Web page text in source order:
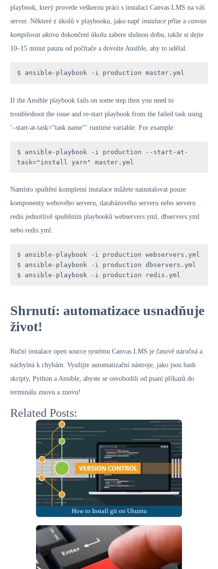
playbook, který provede veškerou práci s instalací Canvas LMS na váš
server. Některé z úkolů v playbooku, jako např instalace příze a canvas
kompilovat aktiva dokončení úkolu zabere slušnou dobu, takže si dejte
10–15 minut pauzu od počítače a dovolte Ansible, aby to udělal.
$ ansible-playbook -i production master.yml
If the Ansible playbook fails on some step then you need to
troubleshoot the issue and re-start playbook from the failed task using
‘–start-at-task=”task name”‘ runtime variable. For example:
$ ansible-playbook -i production --start-at-
task="install yarn" master.yml
Namísto spuštění kompletní instalace můžete nainstalovat pouze
komponenty webového serveru, databázového serveru nebo serveru
redis jednotlivě spuštěním playbooků webservers.yml, dbservers.yml
nebo redis.yml.
$ ansible-playbook -i production webservers.yml
$ ansible-playbook -i production dbservers.yml
$ ansible-playbook -i production redis.yml
Shrnutí: automatizace usnadňuje
život!
Ruční instalace open source systému Canvas LMS je časově náročná a
náchylná k chybám. Využijte automatizační nástroje, jako jsou bash
skripty, Python a Ansible, abyste se osvobodili od psaní příkazů do
terminálu znovu a znovu!
Related Posts:
How to Install git on Ubuntu